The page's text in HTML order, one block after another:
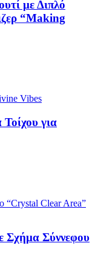
με Διπλό
“Making
για
Σχήμα Σύννεφου